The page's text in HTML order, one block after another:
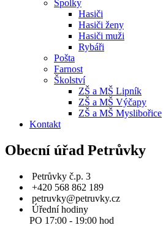
Spolky
Hasiči
Hasiči ženy
Hasiči muži
Rybáři
Pošta
Farnost
Školství
ZŠ a MŠ Lipník
ZŠ a MŠ Výčapy
ZŠ a MŠ Myslibořice
Kontakt
Obecní úřad Petrůvky
Petrůvky č.p. 3
+420 568 862 189
petruvky@petruvky.cz
Úřední hodiny
PO 17:00 - 19:00 hod